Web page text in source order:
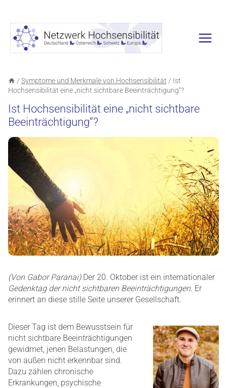
springen
/ Symptome und Merkmale von Hochsensibilität / Ist
Hochsensibilität eine „nicht sichtbare Beeinträchtigung“?
Ist Hochsensibilität eine „nicht sichtbare
Beeinträchtigung“?
(Von Gabor Paranai)Der 20. Oktober ist ein internationaler
Gedenktag der nicht sichtbaren Beeinträchtigungen. Er
erinnert an diese stille Seite unserer Gesellschaft.
Dieser Tag ist dem Bewusstsein für
nicht sichtbare Beeinträchtigungen
gewidmet, jenen Belastungen, die
von außen nicht erkennbar sind.
Dazu zählen chronische
Erkrankungen, psychische